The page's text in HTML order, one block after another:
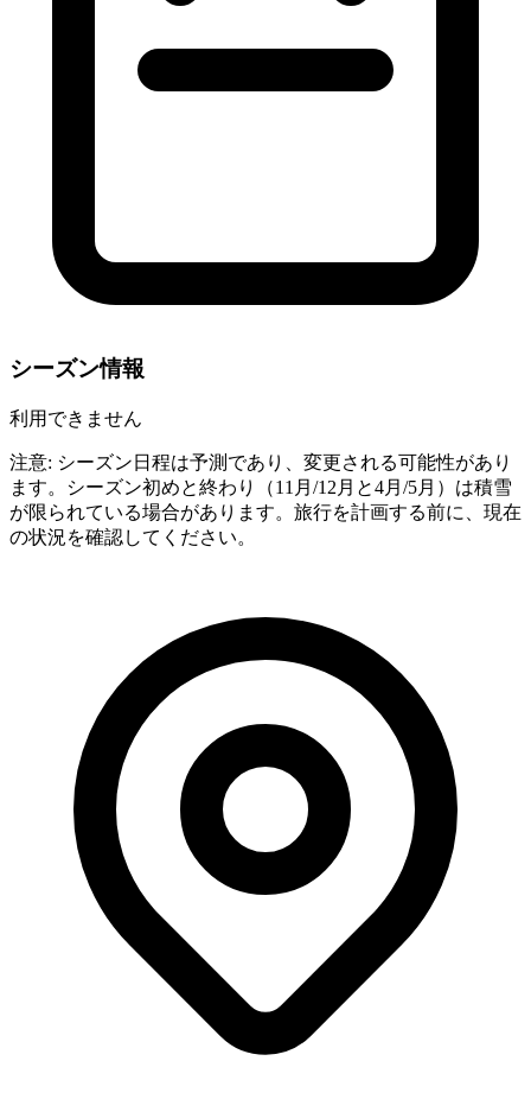
シーズン情報
利用できません
注意: シーズン日程は予測であり、変更される可能性があり
ます。シーズン初めと終わり（11月/12月と4月/5月）は積雪
が限られている場合があります。旅行を計画する前に、現在
の状況を確認してください。